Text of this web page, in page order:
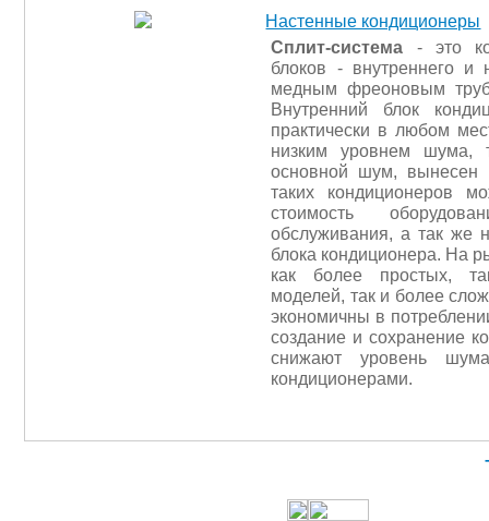
Настенные кондиционеры
Сплит-система - это
блоков - внутреннего и
медным фреоновым
Внутренний блок
практически в любом
низким уровнем шума,
основной шум, вынесен
таких кондиционеров
стоимость
обслуживания, а так же
блока кондиционера. На
как более простых,
моделей, так и более
экономичны в
создание и сохранение
снижают уровень
кондиционерами.